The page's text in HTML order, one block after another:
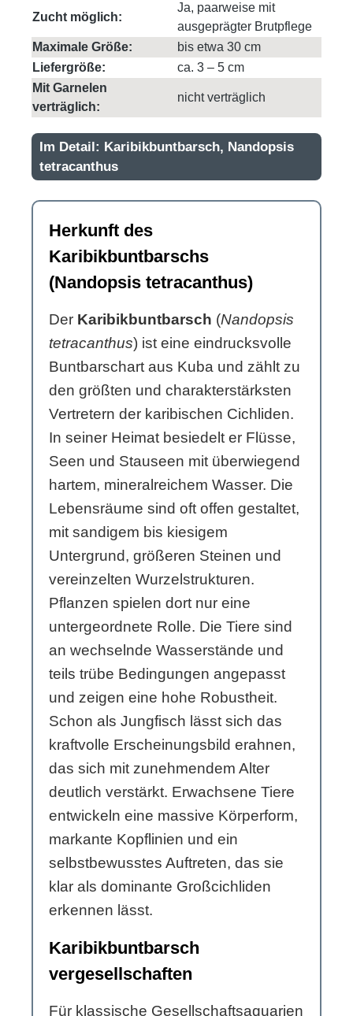
Zucht möglich:
Ja, paarweise mit
ausgeprägter Brutpflege
Maximale Größe:
bis etwa 30 cm
Liefergröße:
ca. 3 – 5 cm
Mit Garnelen
verträglich:
nicht verträglich
Im Detail: Karibikbuntbarsch, Nandopsis
tetracanthus
Herkunft des
Karibikbuntbarschs
(Nandopsis tetracanthus)
Der Karibikbuntbarsch (Nandopsis
tetracanthus) ist eine eindrucksvolle
Buntbarschart aus Kuba und zählt zu
den größten und charakterstärksten
Vertretern der karibischen Cichliden.
In seiner Heimat besiedelt er Flüsse,
Seen und Stauseen mit überwiegend
hartem, mineralreichem Wasser. Die
Lebensräume sind oft offen gestaltet,
mit sandigem bis kiesigem
Untergrund, größeren Steinen und
vereinzelten Wurzelstrukturen.
Pflanzen spielen dort nur eine
untergeordnete Rolle. Die Tiere sind
an wechselnde Wasserstände und
teils trübe Bedingungen angepasst
und zeigen eine hohe Robustheit.
Schon als Jungfisch lässt sich das
kraftvolle Erscheinungsbild erahnen,
das sich mit zunehmendem Alter
deutlich verstärkt. Erwachsene Tiere
entwickeln eine massive Körperform,
markante Kopflinien und ein
selbstbewusstes Auftreten, das sie
klar als dominante Großcichliden
erkennen lässt.
Karibikbuntbarsch
vergesellschaften
Für klassische Gesellschaftsaquarien